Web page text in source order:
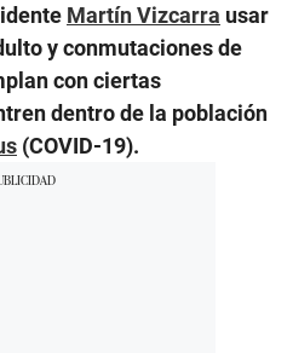
Martín Vizcarra usar
y conmutaciones de
con ciertas
dentro de la población
(COVID-19).